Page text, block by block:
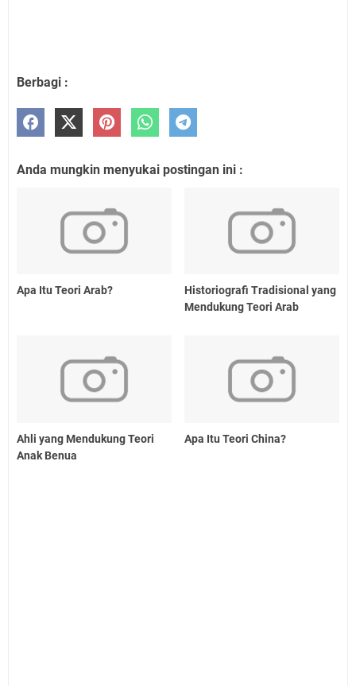
Berbagi :
Anda mungkin menyukai postingan ini :
Apa Itu Teori Arab?
Historiografi Tradisional yang
Mendukung Teori Arab
Ahli yang Mendukung Teori
Anak Benua
Apa Itu Teori China?